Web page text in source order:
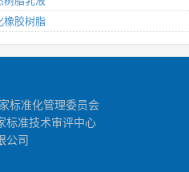
橡胶树脂
标准化管理委员会
标准技术审评中心
公司